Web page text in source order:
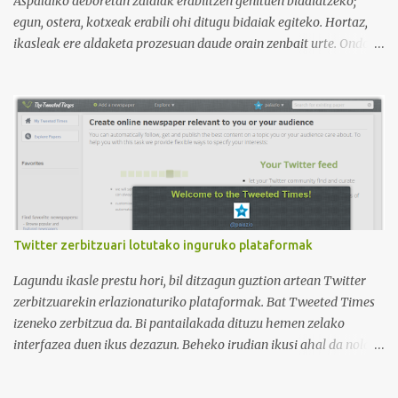
egun, ostera, kotxeak erabili ohi ditugu bidaiak egiteko. Hortaz,
ikasleak ere aldaketa prozesuan daude orain zenbait urte. Ondoko
Ikusi diferentziak eta ausnartu irudiari so eginez.
Twitter zerbitzuari lotutako inguruko plataformak
Lagundu ikasle prestu hori, bil ditzagun guztion artean Twitter
zerbitzuarekin erlazionaturiko plataformak. Bat Tweeted Times
izeneko zerbitzua da. Bi pantailakada dituzu hemen zelako
interfazea duen ikus dezazun. Beheko irudian ikusi ahal da nola